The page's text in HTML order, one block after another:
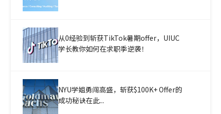
从0经验到斩获TikTok暑期offer，UIUC
学长教你如何在求职季逆袭！
NYU学姐勇闯高盛，斩获$100K+ Offer的
成功秘诀在此...